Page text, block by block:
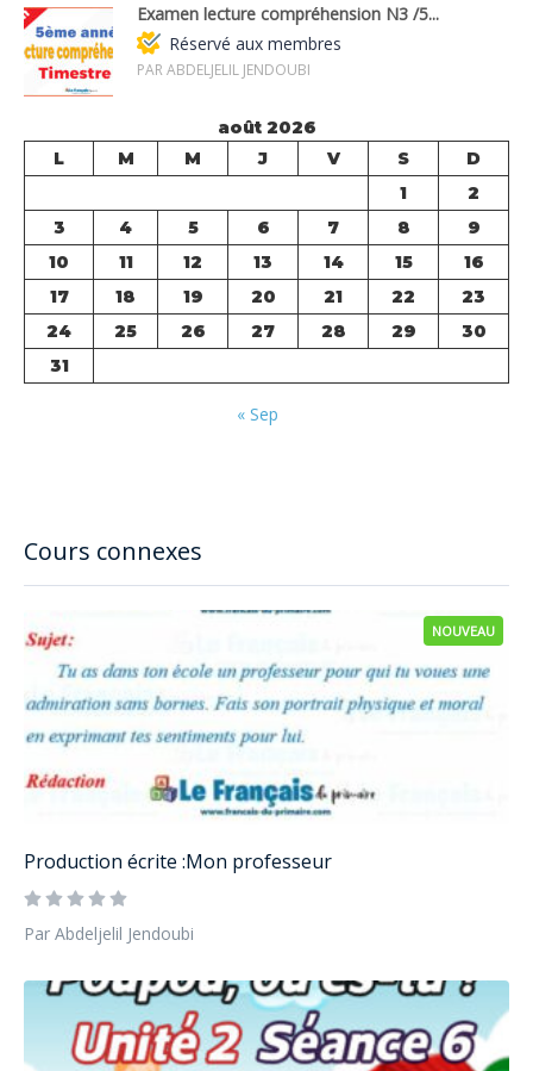
Cours connexes
NOUVEAU
Production écrite :Mon professeur
Par Abdeljelil Jendoubi
Examen lecture compréhension N3 /5...
Réservé aux membres
PAR ABDELJELIL JENDOUBI
août 2026
L
M M J V S
D
1
2
3
4 5 6 7 8
9
10
11 12 13 14 15
16
17
18 19 20 21 22
23
24
25 26 27 28 29
30
31
« Sep